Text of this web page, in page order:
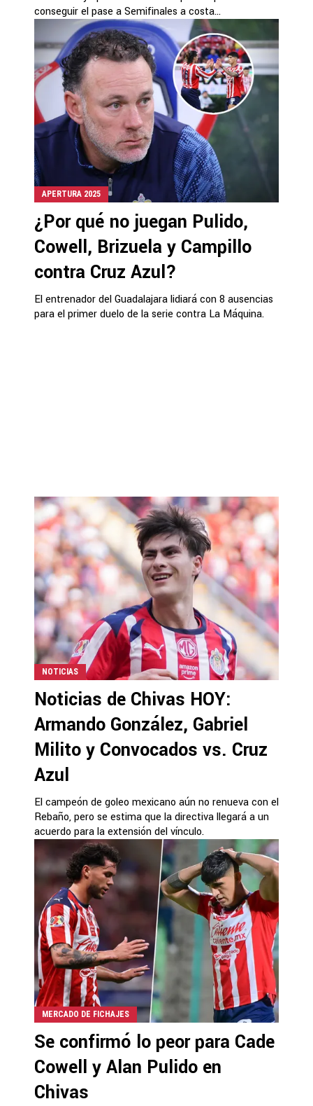
conseguir el pase a Semifinales a costa...
APERTURA 2025
¿Por qué no juegan Pulido,
Cowell, Brizuela y Campillo
contra Cruz Azul?
El entrenador del Guadalajara lidiará con 8 ausencias
para el primer duelo de la serie contra La Máquina.
NOTICIAS
Noticias de Chivas HOY:
Armando González, Gabriel
Milito y Convocados vs. Cruz
Azul
El campeón de goleo mexicano aún no renueva con el
Rebaño, pero se estima que la directiva llegará a un
acuerdo para la extensión del vínculo.
MERCADO DE FICHAJES
Se confirmó lo peor para Cade
Cowell y Alan Pulido en
Chivas